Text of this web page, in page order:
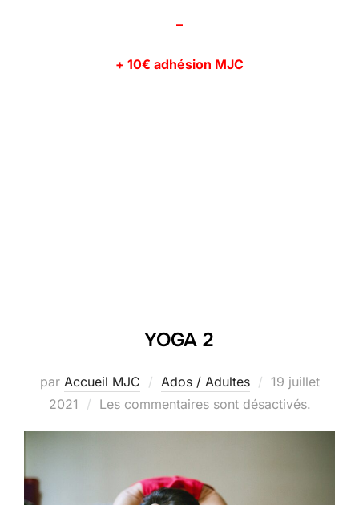
–
+ 10€ adhésion MJC
YOGA 2
par Accueil MJC Ados / Adultes
Publié
le
19 juillet
2021
Les commentaires sont désactivés.